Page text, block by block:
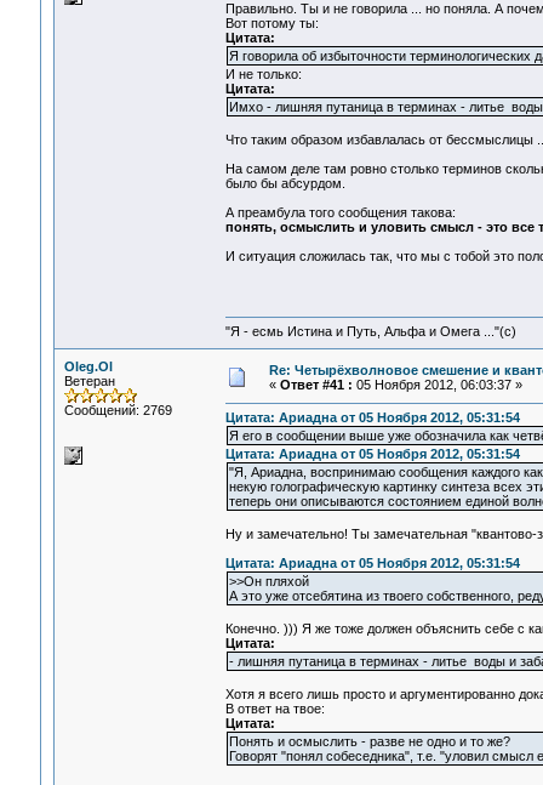
Правильно. Ты и не говорила ... но поняла. А
Вот потому ты:
Цитата:
Я говорила об избыточности терминологических
И не только:
Цитата:
Имхо - лишняя путаница в терминах - литье
Что таким образом избавлалась от бессмыслицы
На самом деле там ровно столько терминов
было бы абсурдом.
А преамбула того сообщения такова:
понять, осмыслить и уловить смысл - это все
И ситуация сложилась так, что мы с тобой это
"Я - есмь Истина и Путь, Альфа и Омега ..."(с)
Oleg.Ol
Ветеран
Сообщений: 2769
Re: Четырёхволновое смешение и
« Ответ #41 : 05 Ноября 2012, 06:03:37 »
Цитата: Ариадна от 05 Ноября 2012, 05:31:54
Я его в сообщении выше уже обозначила как
Цитата: Ариадна от 05 Ноября 2012, 05:31:54
"Я, Ариадна, воспринимаю сообщения каждого
некую голографическую картинку синтеза всех
теперь они описываются состоянием единой
Ну и замечательно! Ты замечательная
Цитата: Ариадна от 05 Ноября 2012, 05:31:54
>>Он пляхой
А это уже отсебятина из твоего собственного,
Конечно. ))) Я же тоже должен объяснить себе с
Цитата:
- лишняя путаница в терминах - литье воды и
Хотя я всего лишь просто и аргументированно
В ответ на твое:
Цитата:
Понять и осмыслить - разве не одно и то же?
Говорят "понял собеседника", т.е. "уловил смысл